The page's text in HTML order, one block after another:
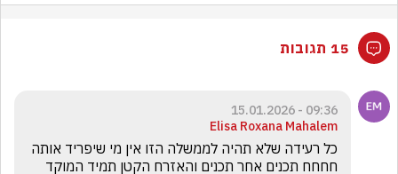
15 תגובות
09:36 - 15.01.2026
Elisa Roxana Mahalem
חחחח תכנים אחר תכנים והאזרח הקטן תמיד המוקד